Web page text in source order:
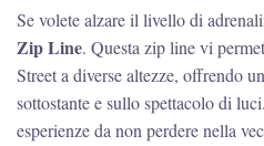
Se volete alzare il livello di
Zip Line. Questa zip line vi
Street a diverse altezze, offrendo
sottostante e sullo spettacolo di
esperienze da non perdere nella